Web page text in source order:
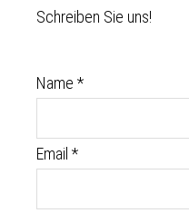
Schreiben Sie uns!
Name *
Email *